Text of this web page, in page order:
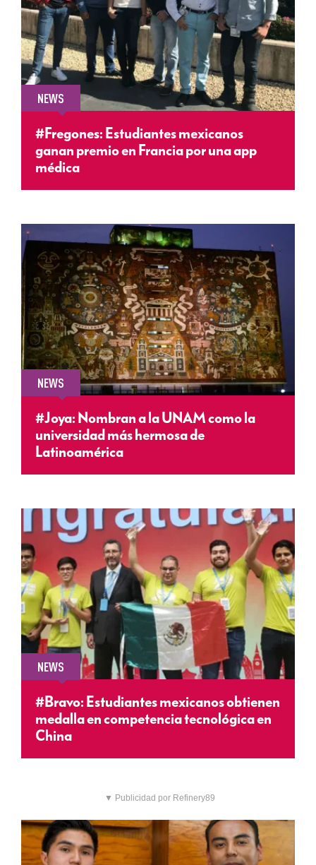
NEWS
#Fregones: Estudiantes mexicanos
ganan premio en Francia por una app
médica
NEWS
#Joya: Nombran a la UNAM como la
universidad más hermosa de
Latinoamérica
NEWS
#Bravo: Estudiantes mexicanos obtienen
medalla en competencia tecnológica en
China
▼ Publicidad por Refinery89